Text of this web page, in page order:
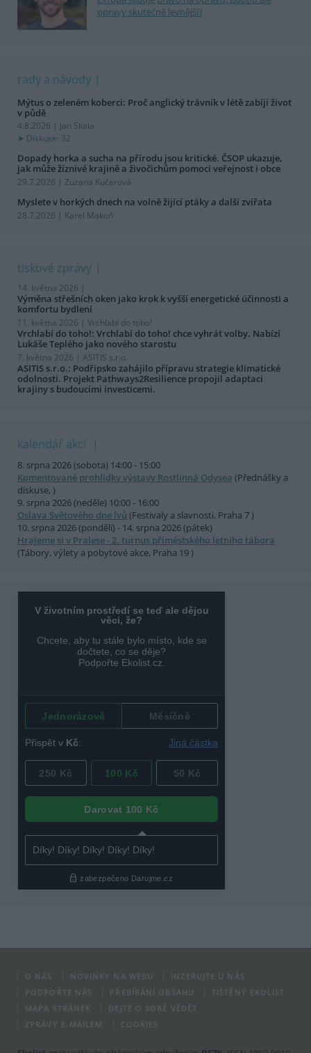
opravy skutečně levnější?
rady a návody
Mýtus o zeleném koberci: Proč anglický trávník v létě zabíjí život
v půdě
4.8.2026 | Jan Skala
Diskuse: 32
Dopady horka a sucha na přírodu jsou kritické. ČSOP ukazuje,
jak může žíznivé krajině a živočichům pomoci veřejnost i obce
29.7.2026 | Zuzana Kučerová
Myslete v horkých dnech na volně žijící ptáky a další zvířata
28.7.2026 | Karel Makoň
tiskové zprávy
14. května 2026 |
Výměna střešních oken jako krok k vyšší energetické účinnosti a
komfortu bydlení
11. května 2026 | Vrchlabí do toho!
Vrchlabí do toho!: Vrchlabí do toho! chce vyhrát volby. Nabízí
Lukáše Teplého jako nového starostu
7. května 2026 | ASITIS s.r.o.
ASITIS s.r.o.: Podřipsko zahájilo přípravu strategie klimatické
odolnosti. Projekt Pathways2Resilience propojil adaptaci
krajiny s budoucími investicemi.
kalendář akcí
8. srpna 2026 (sobota) 14:00 - 15:00
Komentované prohlídky výstavy Rostlinná Odysea (Přednášky a
diskuse, )
9. srpna 2026 (neděle) 10:00 - 16:00
Oslava Světového dne lvů (Festivaly a slavnosti, Praha 7 )
10. srpna 2026 (pondělí) - 14. srpna 2026 (pátek)
Hrajeme si v Pralese - 2. turnus příměstského letního tábora
(Tábory, výlety a pobytové akce, Praha 19 )
O NÁS NOVINKY NA WEBU
INZERUJTE U NÁS
PODPOŘTE NÁS
PŘEBÍRÁNÍ OBSAHU
TIŠTĚNÝ EKOLIST
MAPA STRÁNEK
DEJTE O SOBĚ VĚDĚT
ZPRÁVY E-MAILEM
COOKIES